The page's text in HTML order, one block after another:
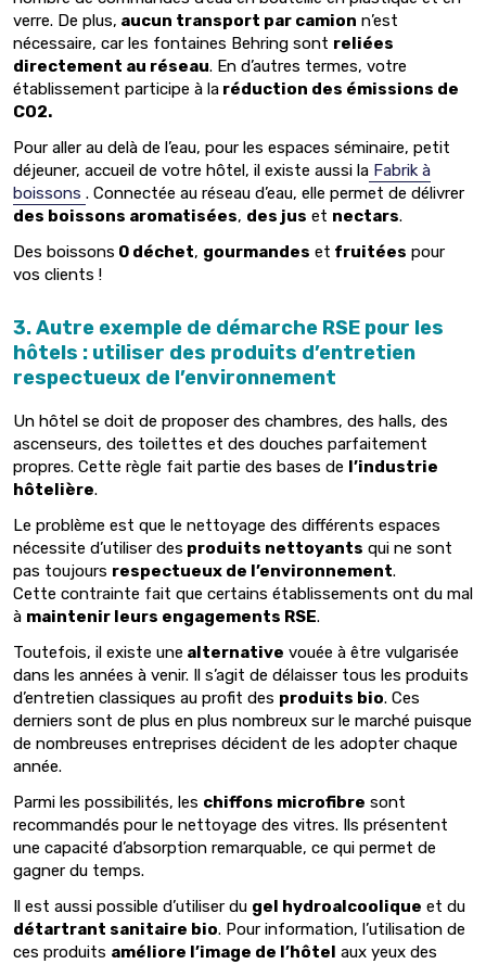
verre. De plus, aucun transport par camion n’est
nécessaire, car les fontaines Behring sont reliées
directement au réseau. En d’autres termes, votre
établissement participe à la réduction des émissions de
CO2.
Pour aller au delà de l’eau, pour les espaces séminaire, petit
déjeuner, accueil de votre hôtel, il existe aussi la Fabrik à
boissons . Connectée au réseau d’eau, elle permet de délivrer
des boissons aromatisées, des jus et nectars.
Des boissons 0 déchet, gourmandes et fruitées pour
vos clients !
3. Autre exemple de démarche RSE pour les
hôtels : utiliser des produits d’entretien
respectueux de l’environnement
Un hôtel se doit de proposer des chambres, des halls, des
ascenseurs, des toilettes et des douches parfaitement
propres. Cette règle fait partie des bases de l’industrie
hôtelière.
Le problème est que le nettoyage des différents espaces
nécessite d’utiliser des produits nettoyants qui ne sont
pas toujours respectueux de l’environnement.
Cette contrainte fait que certains établissements ont du mal
à maintenir leurs engagements RSE.
Toutefois, il existe une alternative vouée à être vulgarisée
dans les années à venir. Il s’agit de délaisser tous les produits
d’entretien classiques au profit des produits bio. Ces
derniers sont de plus en plus nombreux sur le marché puisque
de nombreuses entreprises décident de les adopter chaque
année.
Parmi les possibilités, les chiffons microfibre sont
recommandés pour le nettoyage des vitres. Ils présentent
une capacité d’absorption remarquable, ce qui permet de
gagner du temps.
Il est aussi possible d’utiliser du gel hydroalcoolique et du
détartrant sanitaire bio. Pour information, l’utilisation de
ces produits améliore l’image de l’hôtel aux yeux des